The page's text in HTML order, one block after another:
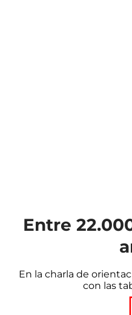
Entre
En la charla de
con las